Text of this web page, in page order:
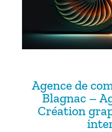
Agence de
Blagnac –
Création